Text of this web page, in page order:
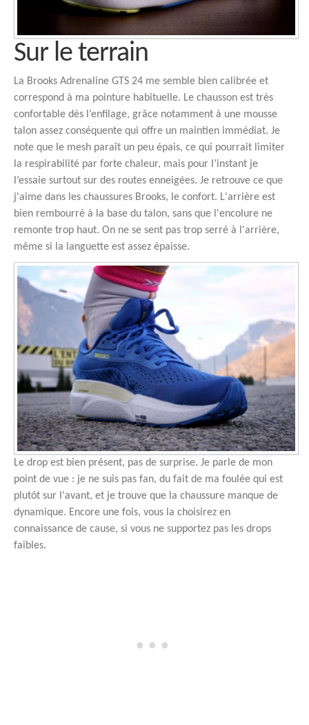
Sur le terrain
La Brooks Adrenaline GTS 24 me semble bien calibrée et
correspond à ma pointure habituelle. Le chausson est très
confortable dès l’enfilage, grâce notamment à une mousse
talon assez conséquente qui offre un maintien immédiat. Je
note que le mesh paraît un peu épais, ce qui pourrait limiter
la respirabilité par forte chaleur, mais pour l’instant je
l’essaie surtout sur des routes enneigées. Je retrouve ce que
j'aime dans les chaussures Brooks, le confort. L'arrière est
bien rembourré à la base du talon, sans que l'encolure ne
remonte trop haut. On ne se sent pas trop serré à l'arrière,
même si la languette est assez épaisse.
Le drop est bien présent, pas de surprise. Je parle de mon
point de vue : je ne suis pas fan, du fait de ma foulée qui est
plutôt sur l'avant, et je trouve que la chaussure manque de
dynamique. Encore une fois, vous la choisirez en
connaissance de cause, si vous ne supportez pas les drops
faibles.